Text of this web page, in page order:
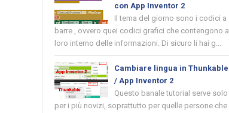
con App Inventor 2
Il tema del giorno sono i codici a
barre , ovvero quei codici grafici che contengono al
loro interno delle informazioni. Di sicuro li hai g...
Cambiare lingua in Thunkable
/ App Inventor 2
Questo banale tutorial serve solo
per i più novizi, soprattutto per quelle persone che